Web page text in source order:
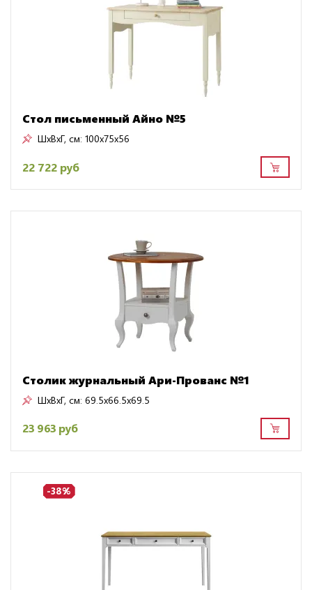
Стол письменный Айно №5
ШxВxГ, см: 100x75x56
22 722 руб
Столик журнальный Ари-Прованс №1
ШxВxГ, см: 69.5x66.5x69.5
23 963 руб
-38%